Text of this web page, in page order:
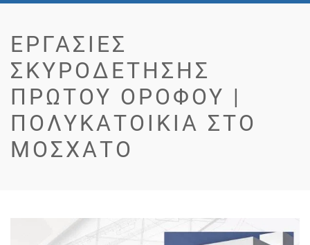
ΕΡΓΑΣΊΕΣ
ΣΚΥΡΟΔΈΤΗΣΗΣ
ΠΡΏΤΟΥ ΟΡΌΦΟΥ |
ΠΟΛΥΚΑΤΟΙΚΊΑ ΣΤΟ
ΜΟΣΧΆΤΟ